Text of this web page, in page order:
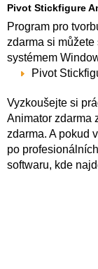
Pivot Stickfigure
Program pro
zdarma si
systémem
Pivot
Vyzkoušejte si
Animator zdarma
zdarma. A pokud
po
softwaru, kde